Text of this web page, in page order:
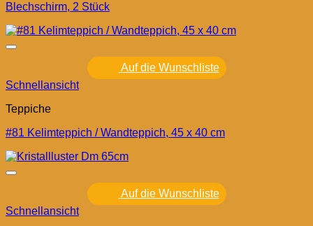
Blechschirm, 2 Stück
Auf die Wunschliste
Schnellansicht
Teppiche
#81 Kelimteppich / Wandteppich, 45 x 40 cm
Auf die Wunschliste
Schnellansicht